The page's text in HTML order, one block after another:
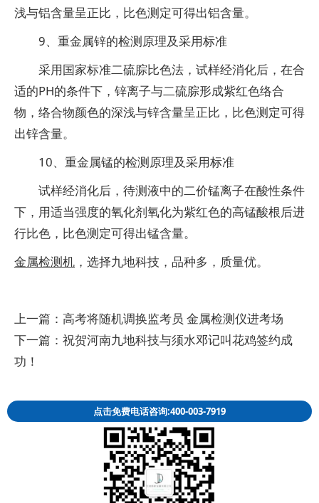
浅与铝含量呈正比，比色测定可得出铝含量。
9、重金属锌的检测原理及采用标准
采用国家标准二硫腙比色法，试样经消化后，在合
适的PH的条件下，锌离子与二硫腙形成紫红色络合
物，络合物颜色的深浅与锌含量呈正比，比色测定可得
出锌含量。
10、重金属锰的检测原理及采用标准
试样经消化后，待测液中的二价锰离子在酸性条件
下，用适当强度的氧化剂氧化为紫红色的高锰酸根后进
行比色，比色测定可得出锰含量。
金属检测机 ，选择九地科技 ，品种多，质量优。
上一篇： 高考将随机调换监考员 金属检测仪进考场
下一篇： 祝贺河南九地科技与须水邓记叫花鸡签约成
功！
点击免费电话咨询:400-003-7919